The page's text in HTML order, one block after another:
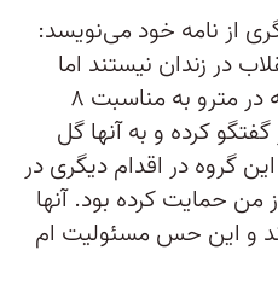
از نامه خود می‌نویسد:
در زندان نیستند اما
چند تن از زنانی سال گذشته در مترو به مناسبت ۸
کرده و به آنها گل
گروه در اقدام دیگری در
من حمایت کرده بود. آنها
و این حس مسئولیت ام